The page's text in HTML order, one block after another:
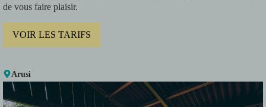
de vous faire plaisir.
VOIR LES TARIFS
Arusi